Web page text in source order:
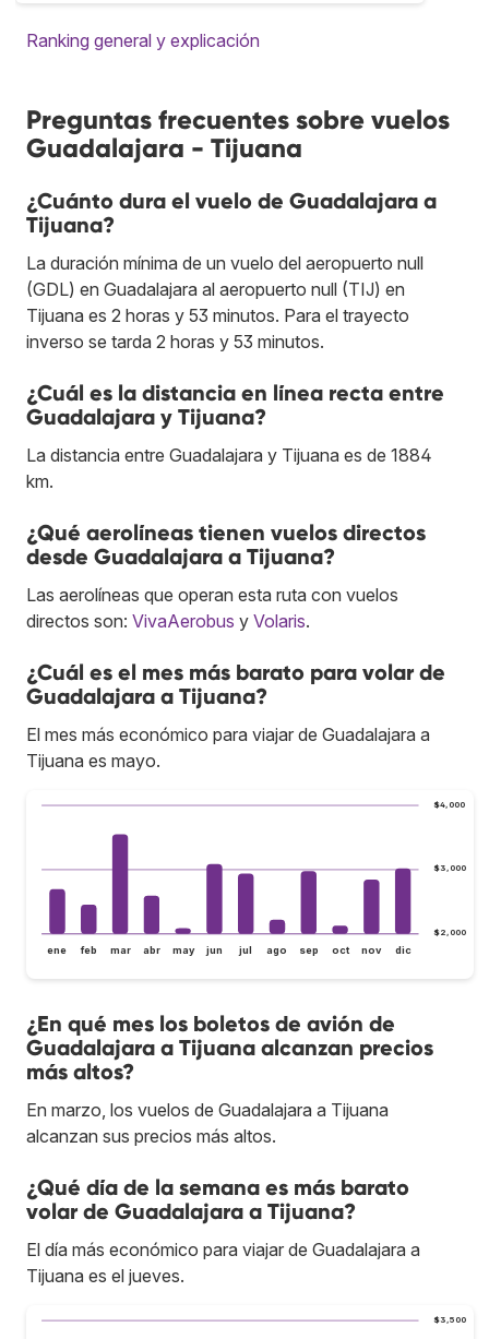
Ranking general y explicación
Preguntas frecuentes sobre vuelos
Guadalajara - Tijuana
¿Cuánto dura el vuelo de Guadalajara a
Tijuana?
La duración mínima de un vuelo del aeropuerto null
(GDL) en Guadalajara al aeropuerto null (TIJ) en
Tijuana es 2 horas y 53 minutos. Para el trayecto
inverso se tarda 2 horas y 53 minutos.
¿Cuál es la distancia en línea recta entre
Guadalajara y Tijuana?
La distancia entre Guadalajara y Tijuana es de 1884
km.
¿Qué aerolíneas tienen vuelos directos
desde Guadalajara a Tijuana?
Las aerolíneas que operan esta ruta con vuelos
directos son: VivaAerobus y Volaris.
¿Cuál es el mes más barato para volar de
Guadalajara a Tijuana?
El mes más económico para viajar de Guadalajara a
Tijuana es mayo.
$2,000
$3,000
$4,000
ene feb mar abr may jun jul ago sep oct nov dic
¿En qué mes los boletos de avión de
Guadalajara a Tijuana alcanzan precios
más altos?
En marzo, los vuelos de Guadalajara a Tijuana
alcanzan sus precios más altos.
¿Qué día de la semana es más barato
volar de Guadalajara a Tijuana?
El día más económico para viajar de Guadalajara a
Tijuana es el jueves.
$3,500